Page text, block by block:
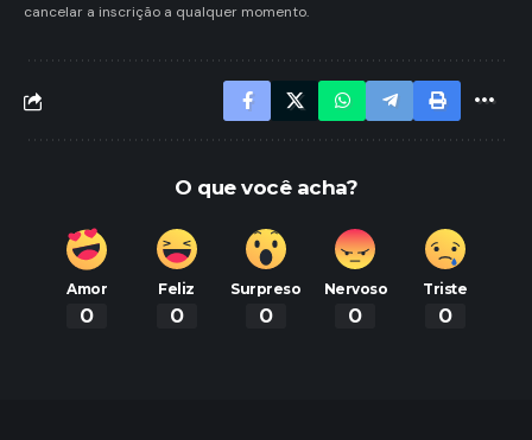
cancelar a inscrição a qualquer momento.
O que você acha?
Amor
0
Feliz
0
Surpreso
0
Nervoso
0
Triste
0